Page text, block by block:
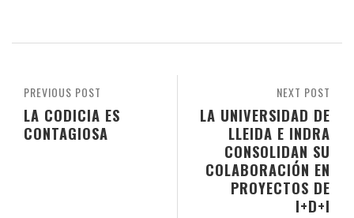
NEXT POST
LA UNIVERSIDAD DE
LLEIDA E INDRA
CONSOLIDAN SU
COLABORACIÓN EN
PROYECTOS DE
I+D+I
PREVIOUS POST
LA CODICIA ES
CONTAGIOSA